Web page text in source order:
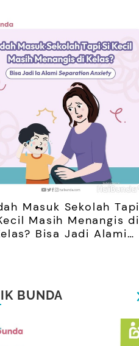
Masuk Sekolah Tapi
Masih Menangis di
Bisa Jadi Alami
BUNDA